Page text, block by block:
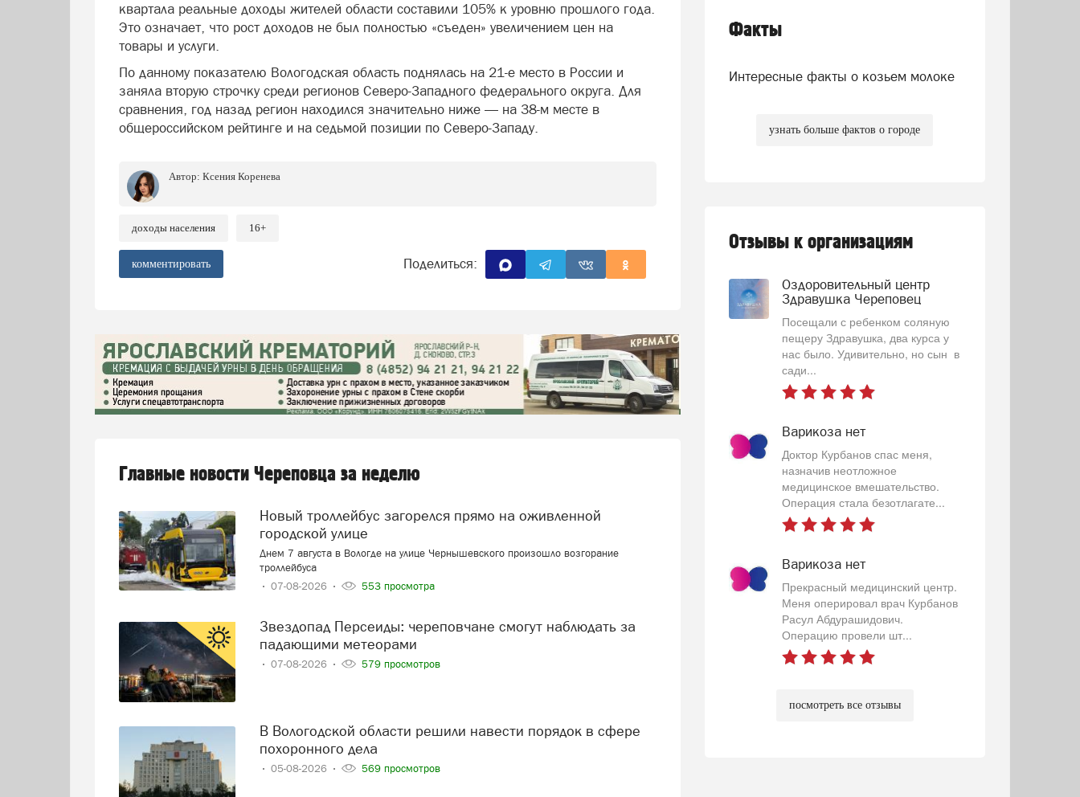
квартала реальные доходы жителей области составили 105% к уровню прошлого года.
Это означает, что рост доходов не был полностью «съеден» увеличением цен на
товары и услуги.
По данному показателю Вологодская область поднялась на 21-е место в России и
заняла вторую строчку среди регионов Северо-Западного федерального округа. Для
сравнения, год назад регион находился значительно ниже — на 38-м месте в
общероссийском рейтинге и на седьмой позиции по Северо-Западу.
Автор: Ксения Коренева
доходы населения 16+
комментировать Поделиться:
Главные новости Череповца за неделю
Новый троллейбус загорелся прямо на оживленной
городской улице
Днем 7 августа в Вологде на улице Чернышевского произошло возгорание
троллейбуса
07-08-2026
553 просмотра
Звездопад Персеиды: череповчане смогут наблюдать за
падающими метеорами
07-08-2026 579 просмотров
В Вологодской области решили навести порядок в сфере
похоронного дела
05-08-2026 569 просмотров
Факты
Интересные факты о козьем молоке
узнать больше фактов о городе
Отзывы к организациям
Оздоровительный центр
Здравушка Череповец
Посещали с ребенком соляную
пещеру Здравушка, два курса у
нас было. Удивительно, но сын в
сади...
Варикоза нет
Доктор Курбанов спас меня,
назначив неотложное
медицинское вмешательство.
Операция стала безотлагате...
Варикоза нет
Прекрасный медицинский центр.
Меня оперировал врач Курбанов
Расул Абдурашидович.
Операцию провели шт...
посмотреть все отзывы